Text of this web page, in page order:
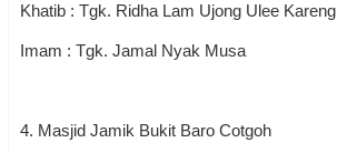
Khatib : Tgk. Ridha Lam Ujong Ulee Kareng
Imam : Tgk. Jamal Nyak Musa
4. Masjid Jamik Bukit Baro Cotgoh